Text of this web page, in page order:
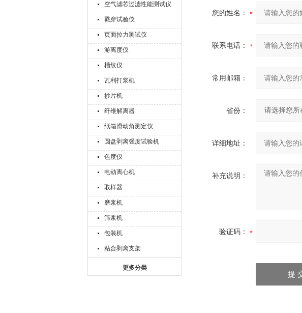
空气滤芯过滤性能测试仪
戳穿试验仪
页面拉力测试仪
游离度仪
槽纹仪
瓦利打浆机
抄片机
纤维解离器
纸箱滑动角测定仪
圆盘剥离强度试验机
色度仪
电动离心机
取样器
磨浆机
筛浆机
包装机
粘合剥离支架
更多分类
您的姓名：
联系电话：
常用邮箱：
省份：
详细地址：
补充说明：
验证码：